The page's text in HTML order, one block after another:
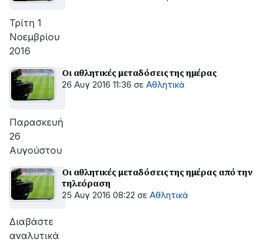
Τρίτη 1
Νοεμβρίου
2016
Οι αθλητικές μεταδόσεις της ημέρας
26 Αυγ 2016 11:36 σε Αθλητικά
Παρασκευή
26
Αυγούστου
Οι αθλητικές μεταδόσεις της ημέρας από την
τηλεόραση
25 Αυγ 2016 08:22 σε Αθλητικά
Διαβάστε
αναλυτικά